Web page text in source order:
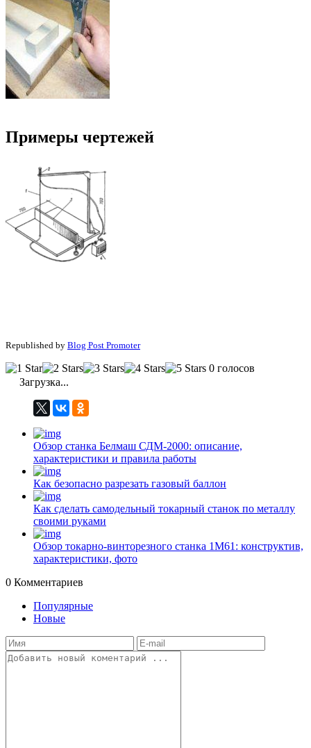
Примеры чертежей
Republished by Blog Post Promoter
0 голосов
Загрузка...
Обзор станка Белмаш СДМ-2000: описание,
характеристики и правила работы
Как безопасно разрезать газовый баллон
Как сделать самодельный токарный станок по металлу
своими руками
Обзор токарно-винторезного станка 1М61: конструктив,
характеристики, фото
0 Комментариев
Популярные
Новые